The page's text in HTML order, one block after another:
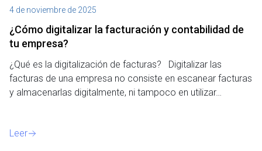
4 de noviembre de 2025
¿Cómo digitalizar la facturación y contabilidad de
tu empresa?
¿Qué es la digitalización de facturas? Digitalizar las
facturas de una empresa no consiste en escanear facturas
y almacenarlas digitalmente, ni tampoco en utilizar…
Leer